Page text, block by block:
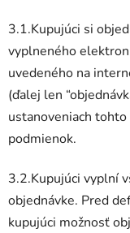
3.1.Kupujúci si
vyplneného
uvedeného na
(ďalej len
ustanoveniach tohto
podmienok.
3.2.Kupujúci vyplní
objednávke. Pred
kupujúci možnosť